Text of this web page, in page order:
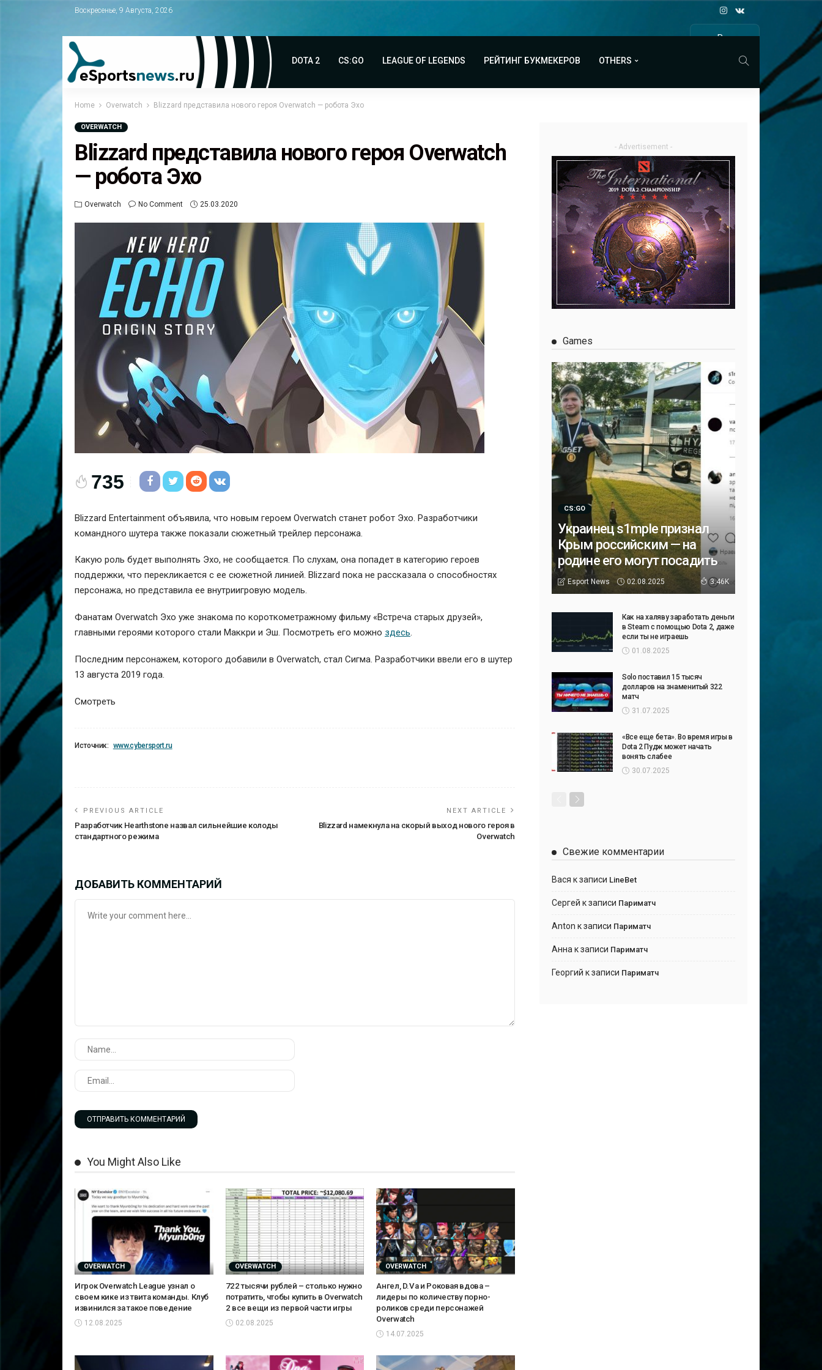
Воскресенье, 9 Августа, 2026
Все
DOTA 2 CS:GO LEAGUE OF LEGENDS РЕЙТИНГ БУКМЕКЕРОВ OTHERS
Home Overwatch Blizzard представила нового героя Overwatch — робота Эхо
OVERWATCH
Blizzard представила нового героя Overwatch
— робота Эхо
Overwatch No Comment 25.03.2020
735
Blizzard Entertainment объявила, что новым героем Overwatch станет робот Эхо. Разработчики
командного шутера также показали сюжетный трейлер персонажа.
Какую роль будет выполнять Эхо, не сообщается. По слухам, она попадет в категорию героев
поддержки, что перекликается с ее сюжетной линией. Blizzard пока не рассказала о способностях
персонажа, но представила ее внутриигровую модель.
Фанатам Overwatch Эхо уже знакома по короткометражному фильму «Встреча старых друзей»,
главными героями которого стали Маккри и Эш. Посмотреть его можно здесь.
Последним персонажем, которого добавили в Overwatch, стал Сигма. Разработчики ввели его в шутер
13 августа 2019 года.
Смотреть
Источник: www.cybersport.ru
PREVIOUS ARTICLE
Разработчик Hearthstone назвал сильнейшие колоды
стандартного режима
NEXT ARTICLE
Blizzard намекнула на скорый выход нового героя в
Overwatch
ДОБАВИТЬ КОММЕНТАРИЙ
You Might Also Like
OVERWATCH
Игрок Overwatch League узнал о
своем кике из твита команды. Клуб
извинился за такое поведение
12.08.2025
OVERWATCH
722 тысячи рублей – столько нужно
потратить, чтобы купить в Overwatch
2 все вещи из первой части игры
02.08.2025
OVERWATCH
Ангел, D.Va и Роковая вдова –
лидеры по количеству порно-
роликов среди персонажей
Overwatch
14.07.2025
- Advertisement -
Games
CS:GO
Украинец s1mple признал
Крым российским — на
родине его могут посадить
Esport News 02.08.2025 3.46K
Как на халяву заработать деньги
в Steam с помощью Dota 2, даже
если ты не играешь
01.08.2025
Solo поставил 15 тысяч
долларов на знаменитый 322
матч
31.07.2025
«Все еще бета». Во время игры в
Dota 2 Пудж может начать
вонять слабее
30.07.2025
Свежие комментарии
Вася к записи LineBet
Сергей к записи Париматч
Anton к записи Париматч
Анна к записи Париматч
Георгий к записи Париматч